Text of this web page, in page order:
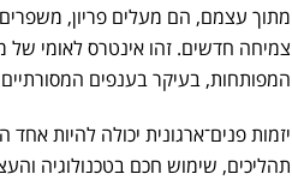
מתוך עצמם, הם מעלים פריון, משפרים
צמיחה חדשים. זהו אינטרס לאומי של
המפותחות, בעיקר בענפים
יזמות פנים־ארגונית יכולה להיות
תהליכים, שימוש חכם בטכנולוגיה